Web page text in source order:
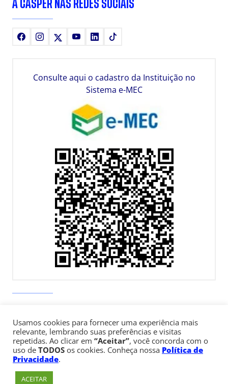
A CÁSPER NAS REDES SOCIAIS
FacebookInstagram YoutubeLinkedIn
Consulte aqui o cadastro da Instituição no
Sistema e-MEC
Telefone:+55 (11) 3170-5600
© Copyright 1947 - 2026 Faculdade Cásper Líbero
Usamos cookies para fornecer uma experiência mais
relevante, lembrando suas preferências e visitas
repetidas. Ao clicar em “Aceitar”, você concorda com o
uso de TODOS os cookies. Conheça nossa Política de
Privacidade.
ACEITAR